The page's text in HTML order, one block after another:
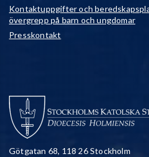
Kontaktuppgifter och
övergrepp på barn och ungdomar
Presskontakt
Götgatan 68, 118 26 Stockholm